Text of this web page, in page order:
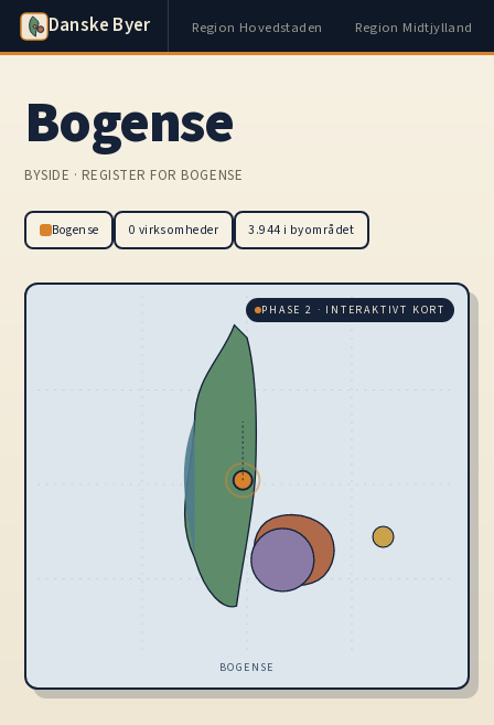
Danske Byer Region Hovedstaden Region Midtjylland
Bogense
BYSIDE · REGISTER FOR BOGENSE
Bogense 0 virksomheder 3.944 i byområdet
PHASE 2 · INTERAKTIVT KORT
BOGENSE